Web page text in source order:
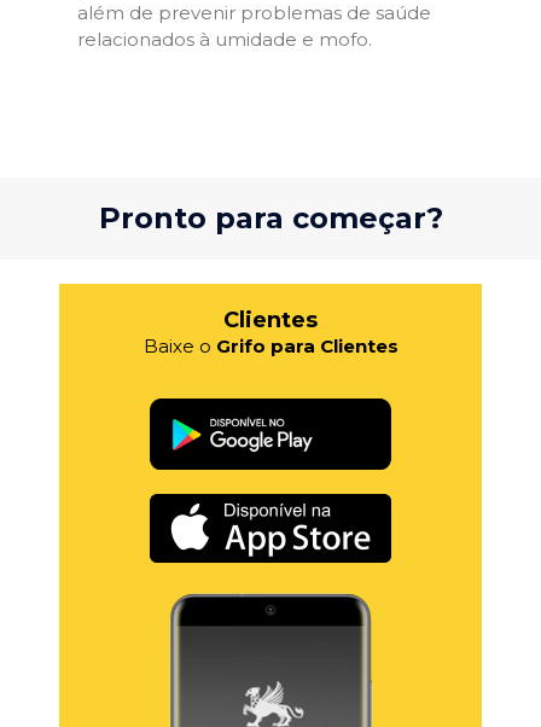
além de prevenir problemas de saúde
relacionados à umidade e mofo.
Pronto para começar?
Clientes
Baixe o Grifo para Clientes